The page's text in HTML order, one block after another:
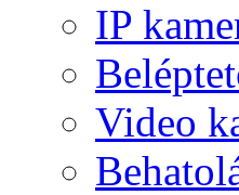
IP
Video